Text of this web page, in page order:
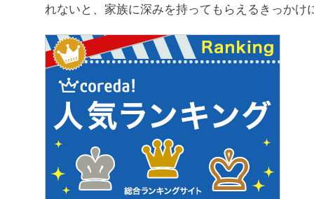
れないと、家族に深みを持ってもらえるきっかけ